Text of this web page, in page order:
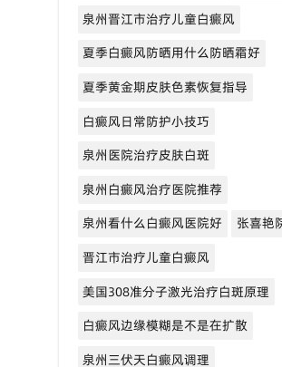
泉州晋江市治疗儿童白癜风
夏季白癜风防晒用什么防晒霜好
夏季黄金期皮肤色素恢复指导
白癜风日常防护小技巧
泉州医院治疗皮肤白斑
泉州白癜风治疗医院推荐
泉州看什么白癜风医院好
张喜艳
晋江市治疗儿童白癜风
美国308准分子激光治疗白斑原理
白癜风边缘模糊是不是在扩散
泉州三伏天白癜风调理